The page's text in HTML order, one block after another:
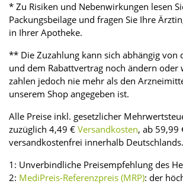
* Zu Risiken und Nebenwirkungen lesen
Packungsbeilage und fragen Sie Ihre
in Ihrer Apotheke.
** Die Zuzahlung kann sich abhängig von
und dem Rabattvertrag noch ändern oder
zahlen jedoch nie mehr als den
unserem Shop angegeben ist.
Alle Preise inkl. gesetzlicher
zuzüglich 4,49 € Versandkosten, ab 59,99
versandkostenfrei innerhalb Deutschlands.
1: Unverbindliche Preisempfehlung des
2: MediPreis-Referenzpreis (MRP): der